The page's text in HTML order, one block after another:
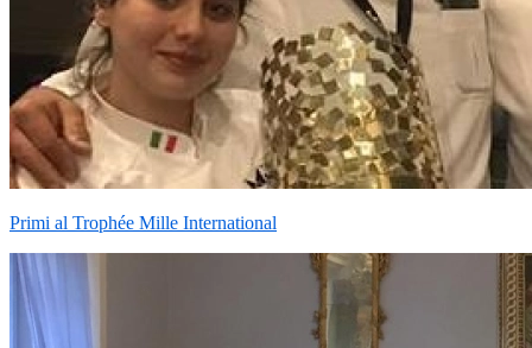
Primi al Trophée Mille International